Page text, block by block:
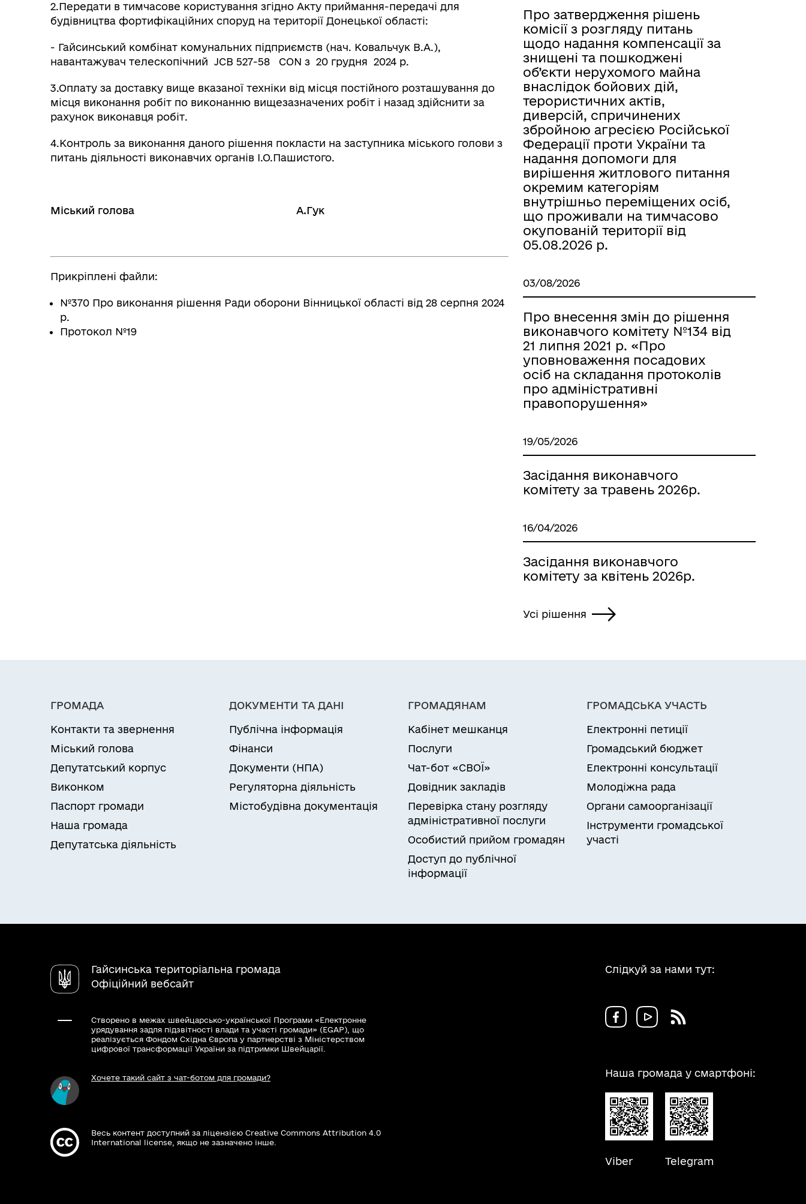
2.Передати в тимчасове користування згідно Акту приймання-передачі для
будівництва фортифікаційних споруд на території Донецької області:
- Гайсинський комбінат комунальних підприємств (нач. Ковальчук В.А.),
навантажувач телескопічний JCB 527-58 CON з 20 грудня 2024 р.
3.Оплату за доставку вище вказаної техніки від місця постійного розташування до
місця виконання робіт по виконанню вищезазначених робіт і назад здійснити за
рахунок виконавця робіт.
4.Контроль за виконання даного рішення покласти на заступника міського голови з
питань діяльності виконавчих органів І.О.Пашистого.
Міський голова А.Гук
Прикріплені файли:
№370 Про виконання рішення Ради оборони Вінницької області від 28 серпня 2024
р.
Протокол №19
Про затвердження рішень
комісії з розгляду питань
щодо надання компенсації за
знищені та пошкоджені
об’єкти нерухомого майна
внаслідок бойових дій,
терористичних актів,
диверсій, спричинених
збройною агресією Російської
Федерації проти України та
надання допомоги для
вирішення житлового питання
окремим категоріям
внутрішньо переміщених осіб,
що проживали на тимчасово
окупованій території від
05.08.2026 р.
03/08/2026
Про внесення змін до рішення
виконавчого комітету №134 від
21 липня 2021 р. «Про
уповноваження посадових
осіб на складання протоколів
про адміністративні
правопорушення»
19/05/2026
Засідання виконавчого
комітету за травень 2026р.
16/04/2026
Засідання виконавчого
комітету за квітень 2026р.
Усі рішення
ГРОМАДА
Контакти та звернення
Міський голова
Депутатський корпус
Виконком
Паспорт громади
Наша громада
Депутатська діяльність
ДОКУМЕНТИ ТА ДАНІ
Публічна інформація
Фінанси
Документи (НПА)
Регуляторна діяльність
Містобудівна документація
ГРОМАДЯНАМ
Кабінет мешканця
Послуги
Чат-бот «СВОЇ»
Довідник закладів
Перевірка стану розгляду
адміністративної послуги
Особистий прийом громадян
Доступ до публічної
інформації
ГРОМАДСЬКА УЧАСТЬ
Електронні петиції
Громадський бюджет
Електронні консультації
Молодіжна рада
Органи самоорганізації
Інструменти громадської
участі
Гайсинська територіальна громада
Офіційний вебсайт
Створено в межах швейцарсько-української Програми «Електронне
урядування задля підзвітності влади та участі громади» (EGAP), що
реалізується Фондом Східна Європа у партнерстві з Міністерством
цифрової трансформації України за підтримки Швейцарії.
Хочете такий сайт з чат-ботом для громади?
Весь контент доступний за ліцензією Creative Commons Attribution 4.0
International license, якщо не зазначено інше.
Слідкуй за нами тут:
Наша громада у смартфоні:
Viber Telegram